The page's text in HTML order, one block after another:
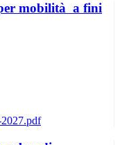
mobilità a fini